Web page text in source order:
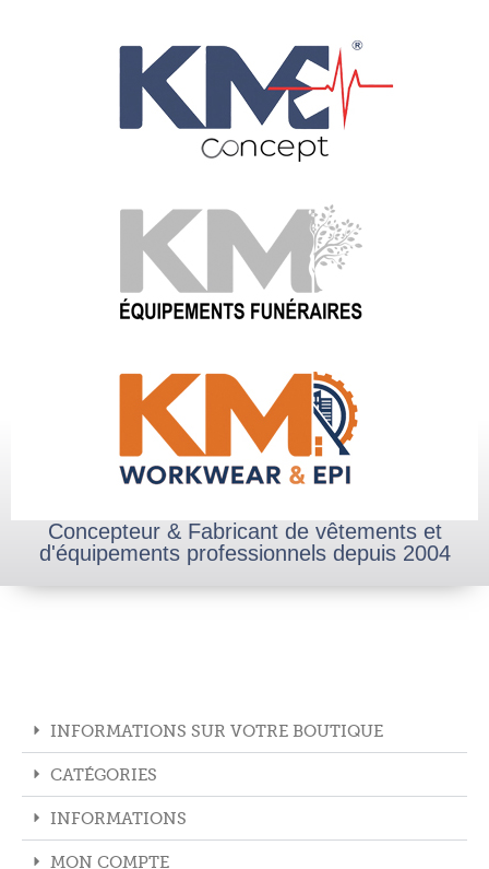
Concepteur & Fabricant de vêtements et
d'équipements professionnels depuis 2004
INFORMATIONS SUR VOTRE BOUTIQUE
CATÉGORIES
INFORMATIONS
MON COMPTE